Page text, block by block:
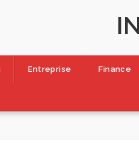
Entreprise Finance